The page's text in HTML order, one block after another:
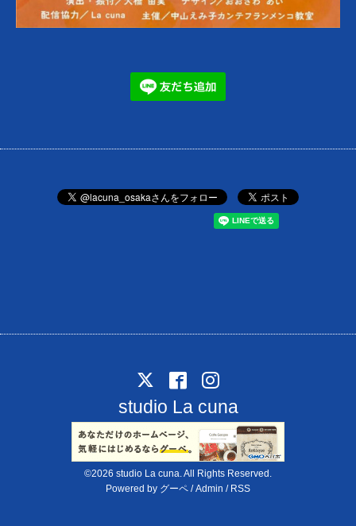
studio La cuna
©2026 studio La cuna. All Rights Reserved.
Powered by グーペ /Admin / RSS